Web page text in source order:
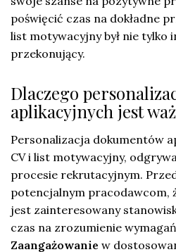
poświęcić czas na dokładne
list motywacyjny był nie tylko
przekonujący.
Dlaczego
aplikacyjnych jest
Personalizacja dokumentów
CV i list motywacyjny,
procesie rekrutacyjnym.
potencjalnym pracodawcom,
jest zainteresowany
czas na zrozumienie
Zaangażowanie w